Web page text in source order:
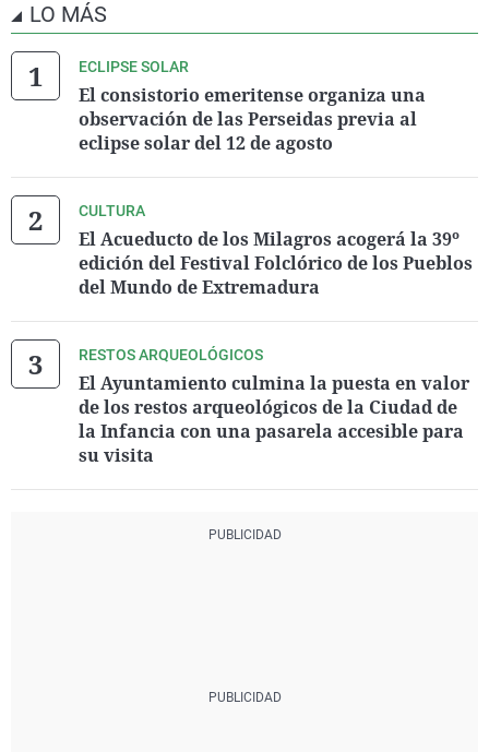
LO MÁS
ECLIPSE SOLAR
El consistorio emeritense organiza una
observación de las Perseidas previa al
eclipse solar del 12 de agosto
CULTURA
El Acueducto de los Milagros acogerá la 39º
edición del Festival Folclórico de los Pueblos
del Mundo de Extremadura
RESTOS ARQUEOLÓGICOS
El Ayuntamiento culmina la puesta en valor
de los restos arqueológicos de la Ciudad de
la Infancia con una pasarela accesible para
su visita